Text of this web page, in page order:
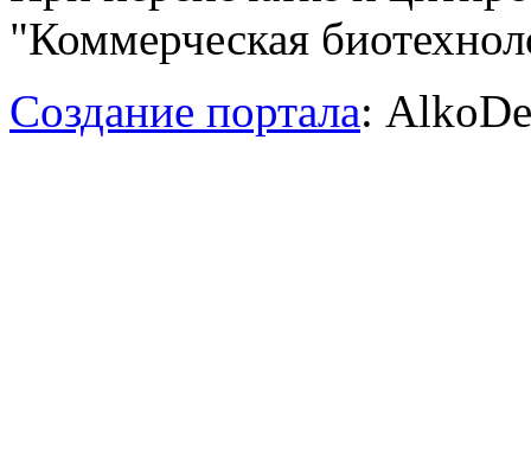
"Коммерческая
Создание портала: